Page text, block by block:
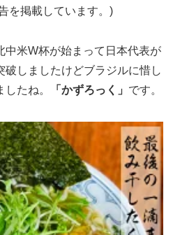
を掲載しています。)
中米W杯が始まって日本代表が
破しましたけどブラジルに惜し
たね。
「かずろっく」 です。